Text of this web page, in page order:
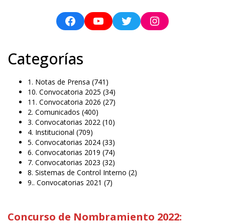
Categorías
1. Notas de Prensa (741)
10. Convocatoria 2025 (34)
11. Convocatoria 2026 (27)
2. Comunicados (400)
3. Convocatorias 2022 (10)
4. Institucional (709)
5. Convocatorias 2024 (33)
6. Convocatorias 2019 (74)
7. Convocatorias 2023 (32)
8. Sistemas de Control Interno (2)
9.. Convocatorias 2021 (7)
Concurso de Nombramiento 2022: